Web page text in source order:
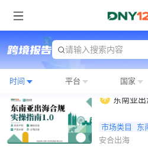
请输入搜索内容
时间 平台 国家
东南亚
市场类目 东
安合出海